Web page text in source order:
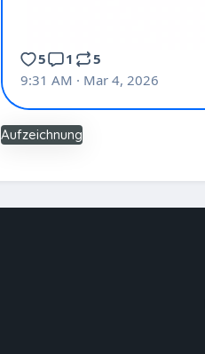
Aufzeichnung